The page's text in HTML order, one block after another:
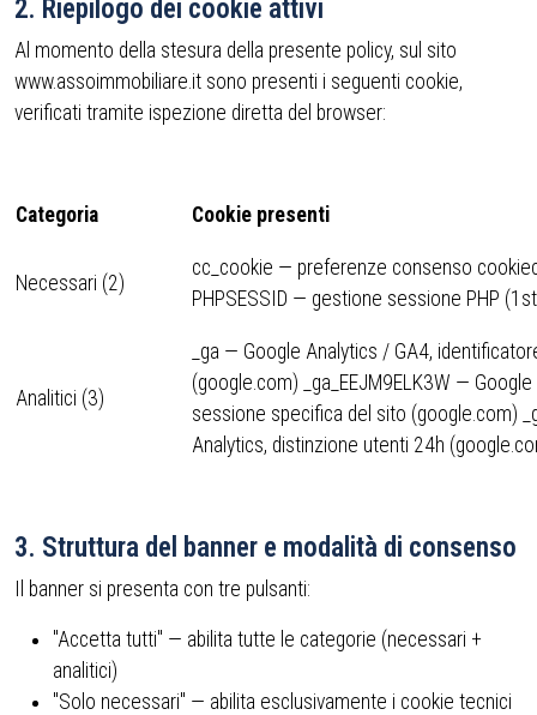
2. Riepilogo dei cookie attivi
Al momento della stesura della presente policy, sul sito
www.assoimmobiliare.it sono presenti i seguenti cookie,
verificati tramite ispezione diretta del browser:
Categoria Cookie presenti
Necessari (2)
cc_cookie — preferenze consenso
PHPSESSID — gestione sessione PHP
Analitici (3)
_ga — Google Analytics / GA4,
(google.com) _ga_EEJM9ELK3W —
sessione specifica del sito (google.com)
Analytics, distinzione utenti 24h
3. Struttura del banner e modalità di consenso
Il banner si presenta con tre pulsanti:
"Accetta tutti" — abilita tutte le categorie (necessari +
analitici)
"Solo necessari" — abilita esclusivamente i cookie tecnici